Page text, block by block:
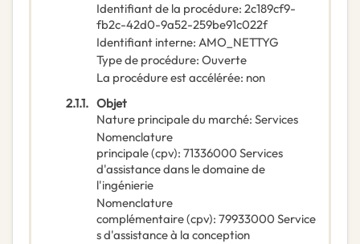
Identifiant de la procédure: 2c189cf9-
fb2c-42d0-9a52-259be91c022f
Identifiant interne: AMO_NETTYG
Type de procédure: Ouverte
La procédure est accélérée: non
2.1.1. Objet
Nature principale du marché: Services
Nomenclature
principale(cpv): 71336000 Services
d'assistance dans le domaine de
l'ingénierie
Nomenclature
complémentaire(cpv): 79933000 Service
s d'assistance à la conception